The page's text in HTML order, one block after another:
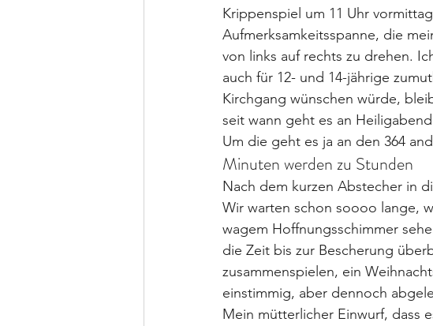
Krippenspiel um 11 Uhr
Aufmerksamkeitsspanne, die
von links auf rechts zu drehen.
auch für 12- und 14-jährige
Kirchgang wünschen würde,
seit wann geht es an
Um die geht es ja an den 364
Minuten werden zu Stunden
Nach dem kurzen Abstecher in
Wir warten schon soooo lange,
wagem Hoffnungsschimmer
die Zeit bis zur Bescherung
zusammenspielen, ein
einstimmig, aber dennoch
Mein mütterlicher Einwurf, dass